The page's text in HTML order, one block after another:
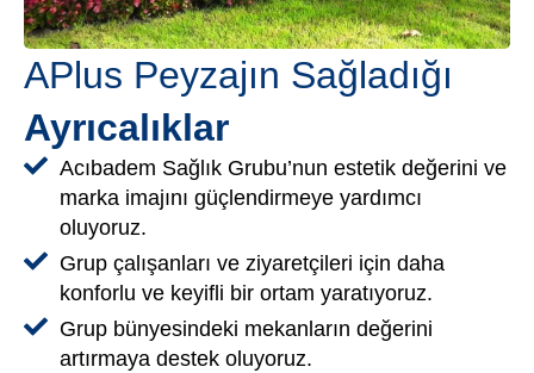
APlus Peyzajın Sağladığı
Ayrıcalıklar
Acıbadem Sağlık Grubu’nun estetik değerini ve
marka imajını güçlendirmeye yardımcı
oluyoruz.
Grup çalışanları ve ziyaretçileri için daha
konforlu ve keyifli bir ortam yaratıyoruz.
Grup bünyesindeki mekanların değerini
artırmaya destek oluyoruz.